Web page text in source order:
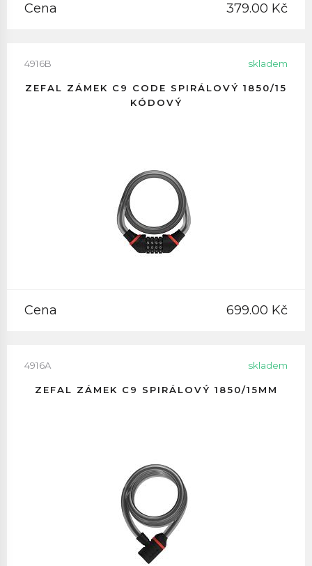
Cena 379.00 Kč
4916B skladem
ZEFAL ZÁMEK C9 CODE SPIRÁLOVÝ 1850/15
KÓDOVÝ
Cena 699.00 Kč
4916A skladem
ZEFAL ZÁMEK C9 SPIRÁLOVÝ 1850/15MM